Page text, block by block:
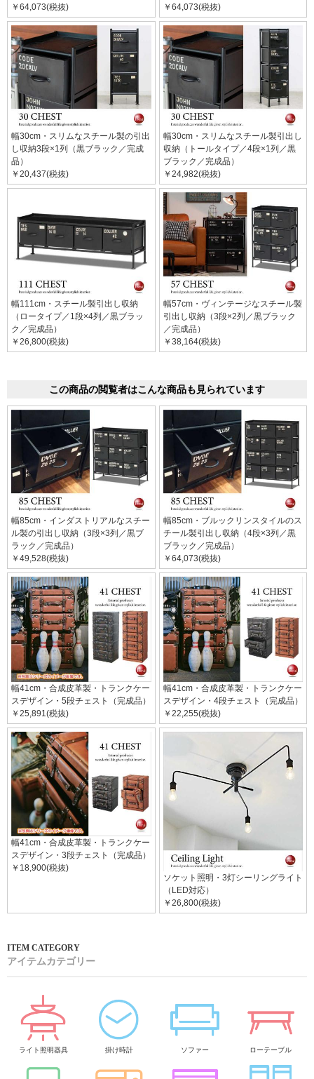
￥64,073(税抜)
￥64,073(税抜)
幅30cm・スリムなスチール製の引出
し収納3段×1列（黒ブラック／完成
品）
￥20,437(税抜)
幅30cm・スリムなスチール製引出し
収納（トールタイプ／4段×1列／黒
ブラック／完成品）
￥24,982(税抜)
幅111cm・スチール製引出し収納
（ロータイプ／1段×4列／黒ブラッ
ク／完成品）
￥26,800(税抜)
幅57cm・ヴィンテージなスチール製
引出し収納（3段×2列／黒ブラック
／完成品）
￥38,164(税抜)
この商品の閲覧者はこんな商品も見られています
幅85cm・インダストリアルなスチー
ル製の引出し収納（3段×3列／黒ブ
ラック／完成品）
￥49,528(税抜)
幅85cm・ブルックリンスタイルのス
チール製引出し収納（4段×3列／黒
ブラック／完成品）
￥64,073(税抜)
幅41cm・合成皮革製・トランクケー
スデザイン・5段チェスト（完成品）
￥25,891(税抜)
幅41cm・合成皮革製・トランクケー
スデザイン・4段チェスト（完成品）
￥22,255(税抜)
幅41cm・合成皮革製・トランクケー
スデザイン・3段チェスト（完成品）
￥18,900(税抜)
ソケット照明・3灯シーリングライト
（LED対応）
￥26,800(税抜)
アイテムカテゴリー
ライト照明器具 掛け時計 ソファー ローテーブル